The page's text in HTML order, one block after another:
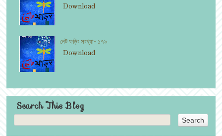
Download
নেট ফড়িং সংখ্যা- ১৭৯
Download
Search This Blog